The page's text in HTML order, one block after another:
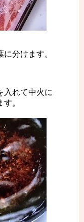
分けます。
入れて中火に
。